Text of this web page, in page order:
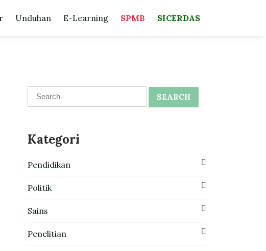
Unduhan E-Learning SPMB SICERDAS
SEARCH
Kategori
Pendidikan
Politik
Sains
Penelitian